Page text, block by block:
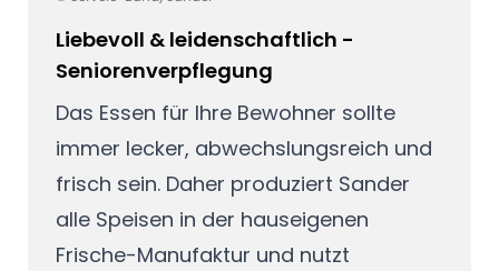
Liebevoll & leidenschaftlich -
Seniorenverpflegung
Das Essen für Ihre Bewohner sollte
immer lecker, abwechslungsreich und
frisch sein. Daher produziert Sander
alle Speisen in der hauseigenen
Frische-Manufaktur und nutzt